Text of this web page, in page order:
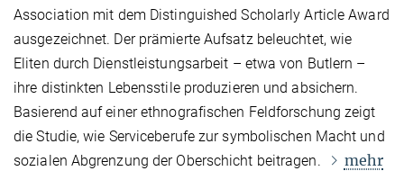
Association mit dem Distinguished Scholarly Article Award
ausgezeichnet. Der prämierte Aufsatz beleuchtet, wie
Eliten durch Dienstleistungsarbeit – etwa von Butlern –
ihre distinkten Lebensstile produzieren und absichern.
Basierend auf einer ethnografischen Feldforschung zeigt
die Studie, wie Serviceberufe zur symbolischen Macht und
sozialen Abgrenzung der Oberschicht beitragen.
mehr